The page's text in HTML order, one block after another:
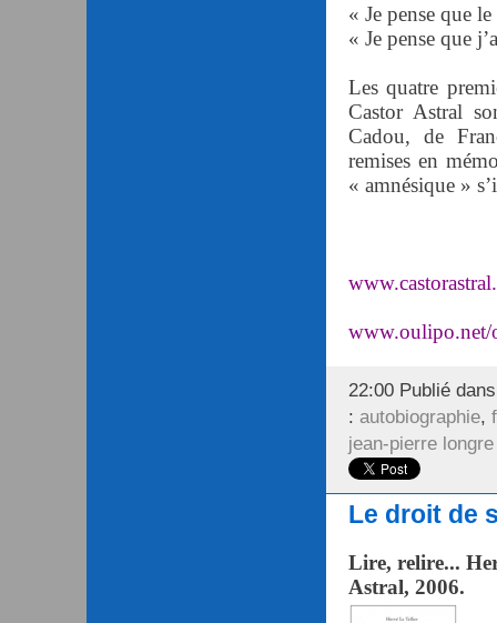
« Je pense que
« Je pense que
Les quatre
Castor Astral
Cadou, de
remises en
« amnésique »
22:00 Publié
: autobiographie,
jean-pierre longre
Le droit de
Lire, relire...
Astral, 2006.